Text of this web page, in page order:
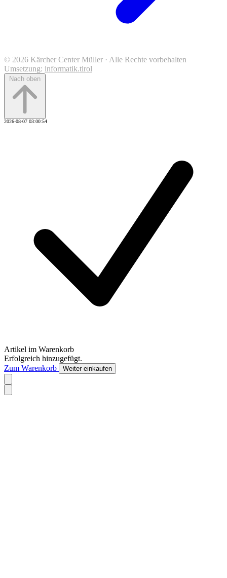
© 2026 Kärcher Center Müller · Alle Rechte vorbehalten
Umsetzung: informatik.tirol
Nach oben
2026-08-07 03:00:54
Artikel im Warenkorb
Erfolgreich hinzugefügt.
Zum Warenkorb
Weiter einkaufen